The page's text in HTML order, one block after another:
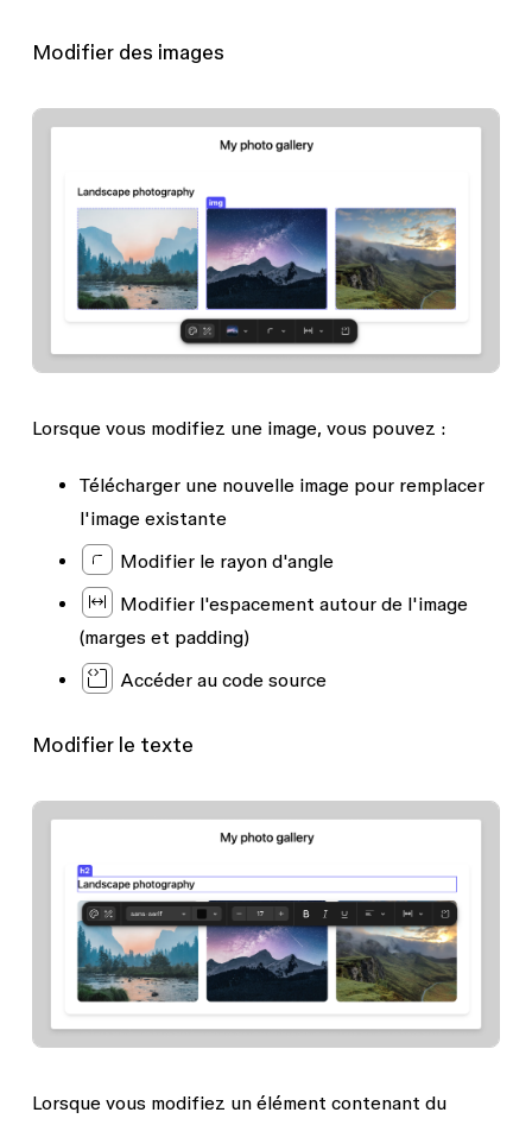
Modifier des images
Lorsque vous modifiez une image, vous pouvez :
Télécharger une nouvelle image pour remplacer
l'image existante
Modifier le rayon d'angle
Modifier l'espacement autour de l'image
(marges et padding)
Accéder au code source
Modifier le texte
Lorsque vous modifiez un élément contenant du